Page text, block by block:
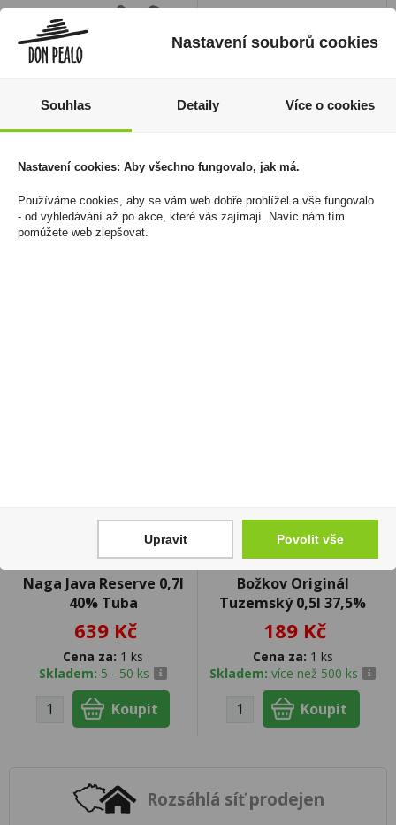
Minsk 3Jetflames
450 Kč
FCP11RH Pop Covers
Crazy Fruits
Naga Java Reserve 0,7l
40% Tuba
639 Kč
Cena za: 1 ks
Skladem: 5 - 50 ks
Božkov Originál
Tuzemský 0,5l 37,5%
189 Kč
Cena za: 1 ks
Skladem: více než 500 ks
Rozsáhlá síť prodejen
Nastavení souborů cookies
Souhlas Detaily Více o cookies
Nastavení cookies: Aby všechno fungovalo, jak má.
Používáme cookies, aby se vám web dobře prohlížel a vše fungovalo
- od vyhledávání až po akce, které vás zajímají. Navíc nám tím
pomůžete web zlepšovat.
Upravit Povolit vše